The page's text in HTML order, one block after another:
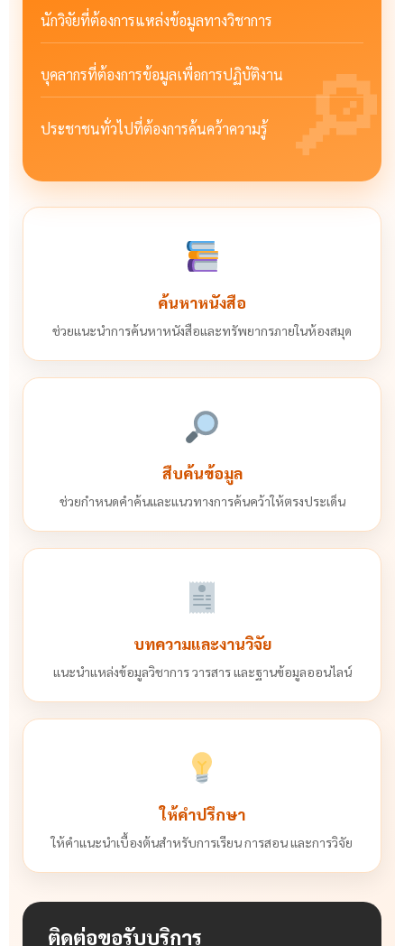
นักวิจัยที่ต้องการแหล่งข้อมูลทางวิชาการ
บุคลากรที่ต้องการข้อมูลเพื่อการปฏิบัติงาน
ประชาชนทั่วไปที่ต้องการค้นคว้าความรู้
ค้นหาหนังสือ
ช่วยแนะนำการค้นหาหนังสือและทรัพยากรภายในห้องสมุด
สืบค้นข้อมูล
ช่วยกำหนดคำค้นและแนวทางการค้นคว้าให้ตรงประเด็น
บทความและงานวิจัย
แนะนำแหล่งข้อมูลวิชาการ วารสาร และฐานข้อมูลออนไลน์
ให้คำปรึกษา
ให้คำแนะนำเบื้องต้นสำหรับการเรียน การสอน และการวิจัย
ติดต่อขอรับบริการ